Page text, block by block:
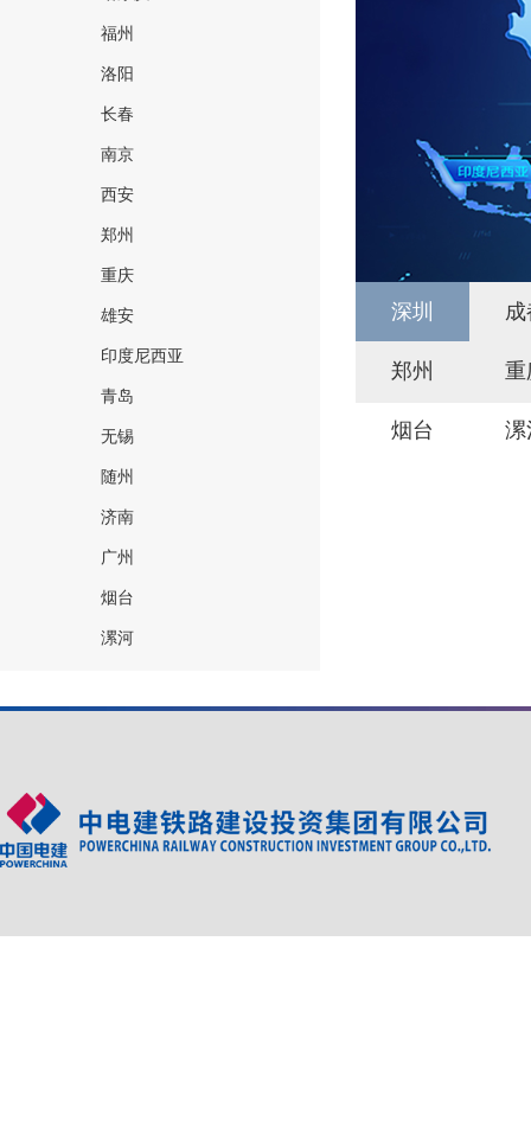
福州
洛阳
长春
南京
西安
郑州
重庆
雄安
印度尼西亚
青岛
无锡
随州
济南
广州
烟台
漯河
深圳 成
郑州 重
烟台 漯